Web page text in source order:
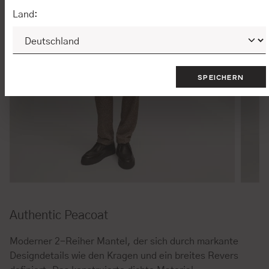
Authentic Peacoat
Moderner 2-Reiher Mantel, der sich durch markante
Designdetails wie den Kragen und ein breites Revers
Land:
SPEICHERN